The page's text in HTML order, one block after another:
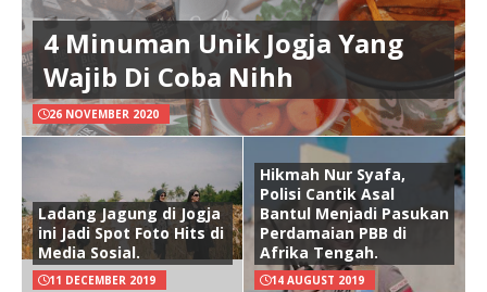
4 Minuman Unik Jogja Yang
Wajib Di Coba Nihh
26 NOVEMBER 2020
Ladang Jagung di Jogja
ini Jadi Spot Foto Hits di
Media Sosial.
11 DECEMBER 2019
Hikmah Nur Syafa,
Polisi Cantik Asal
Bantul Menjadi Pasukan
Perdamaian PBB di
Afrika Tengah.
14 AUGUST 2019